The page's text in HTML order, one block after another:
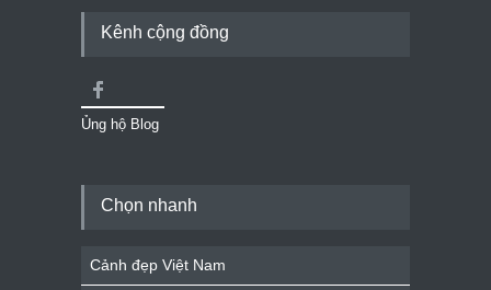
Kênh cộng đồng
Ủng hộ Blog
Chọn nhanh
Cảnh đẹp Việt Nam